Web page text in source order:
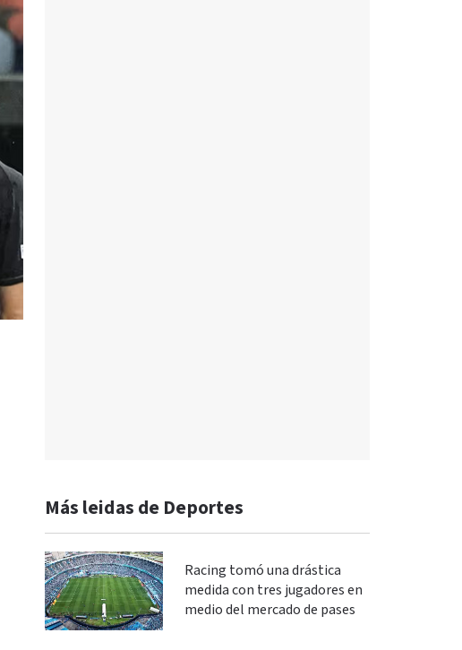
Más leidas de Deportes
Racing tomó una drástica
medida con tres jugadores en
medio del mercado de pases